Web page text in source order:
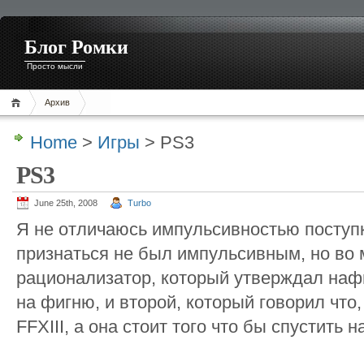
Блог Ромки
Просто мысли
Архив
Home > Игры > PS3
PS3
June 25th, 2008 Turbo
Я не отличаюсь импульсивностью
признаться не был импульсивным, но во
рационализатор, который утверждал
на фигню, и второй, который говорил
FFXIII, а она стоит того что бы спустить